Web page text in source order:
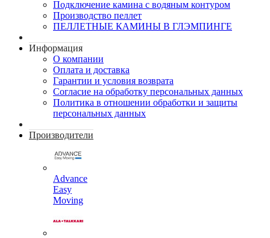
Подключение камина с водяным контуром
Производство пеллет
ПЕЛЛЕТНЫЕ КАМИНЫ В ГЛЭМПИНГЕ
Информация
О компании
Оплата и доставка
Гарантии и условия возврата
Согласие на обработку персональных данных
Политика в отношении обработки и защиты
персональных данных
Производители
Advance
Easy
Moving